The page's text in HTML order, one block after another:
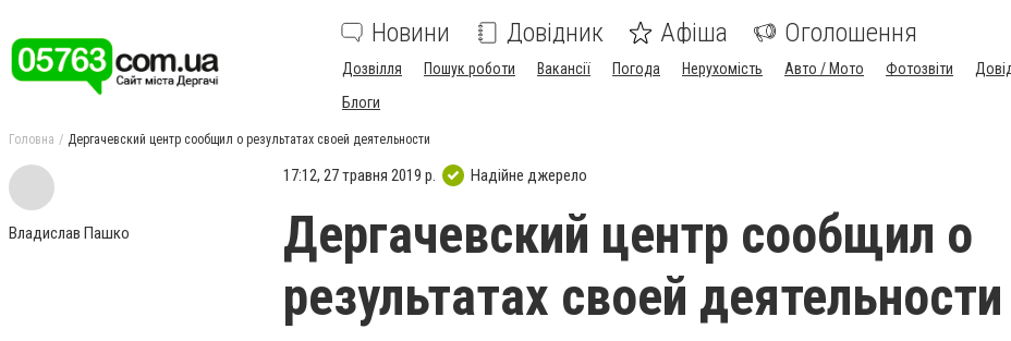
Новини Довідник Афіша Оголошення
Дозвілля Пошук роботи Вакансії Погода Нерухомість Авто / Мото Фотозвіти
Блоги
Головна Дергачевский центр сообщил о результатах своей деятельности
Владислав Пашко
17:12, 27 травня 2019 р. Надійне джерело
Дергачевский центр сообщил о
результатах своей деятельности